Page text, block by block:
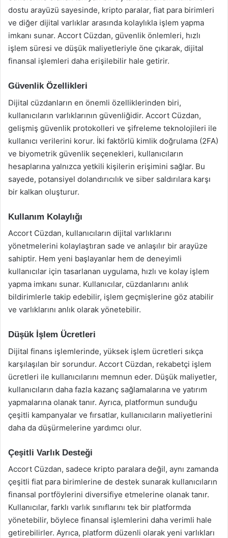
dostu arayüzü sayesinde, kripto paralar, fiat para birimleri
ve diğer dijital varlıklar arasında kolaylıkla işlem yapma
imkanı sunar. Accort Cüzdan, güvenlik önlemleri, hızlı
işlem süresi ve düşük maliyetleriyle öne çıkarak, dijital
finansal işlemleri daha erişilebilir hale getirir.
Güvenlik Özellikleri
Dijital cüzdanların en önemli özelliklerinden biri,
kullanıcıların varlıklarının güvenliğidir. Accort Cüzdan,
gelişmiş güvenlik protokolleri ve şifreleme teknolojileri ile
kullanıcı verilerini korur. İki faktörlü kimlik doğrulama (2FA)
ve biyometrik güvenlik seçenekleri, kullanıcıların
hesaplarına yalnızca yetkili kişilerin erişimini sağlar. Bu
sayede, potansiyel dolandırıcılık ve siber saldırılara karşı
bir kalkan oluşturur.
Kullanım Kolaylığı
Accort Cüzdan, kullanıcıların dijital varlıklarını
yönetmelerini kolaylaştıran sade ve anlaşılır bir arayüze
sahiptir. Hem yeni başlayanlar hem de deneyimli
kullanıcılar için tasarlanan uygulama, hızlı ve kolay işlem
yapma imkanı sunar. Kullanıcılar, cüzdanlarını anlık
bildirimlerle takip edebilir, işlem geçmişlerine göz atabilir
ve varlıklarını anlık olarak yönetebilir.
Düşük İşlem Ücretleri
Dijital finans işlemlerinde, yüksek işlem ücretleri sıkça
karşılaşılan bir sorundur. Accort Cüzdan, rekabetçi işlem
ücretleri ile kullanıcılarını memnun eder. Düşük maliyetler,
kullanıcıların daha fazla kazanç sağlamalarına ve yatırım
yapmalarına olanak tanır. Ayrıca, platformun sunduğu
çeşitli kampanyalar ve fırsatlar, kullanıcıların maliyetlerini
daha da düşürmelerine yardımcı olur.
Çeşitli Varlık Desteği
Accort Cüzdan, sadece kripto paralara değil, aynı zamanda
çeşitli fiat para birimlerine de destek sunarak kullanıcıların
finansal portföylerini diversifiye etmelerine olanak tanır.
Kullanıcılar, farklı varlık sınıflarını tek bir platformda
yönetebilir, böylece finansal işlemlerini daha verimli hale
getirebilirler. Ayrıca, platform düzenli olarak yeni varlıkları